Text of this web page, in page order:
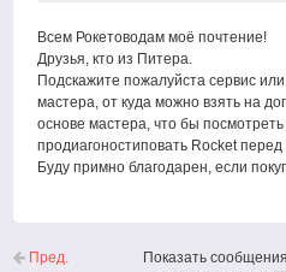
Всем Рокетоводам моё почтение!
Друзья, кто из Питера.
Подскажите пожалуйста сервис или
мастера, от куда можно взять на
основе мастера, что бы посмотреть
продиагоностиповать Rocket перед
Буду примно благодарен, если
Пред.
Показать